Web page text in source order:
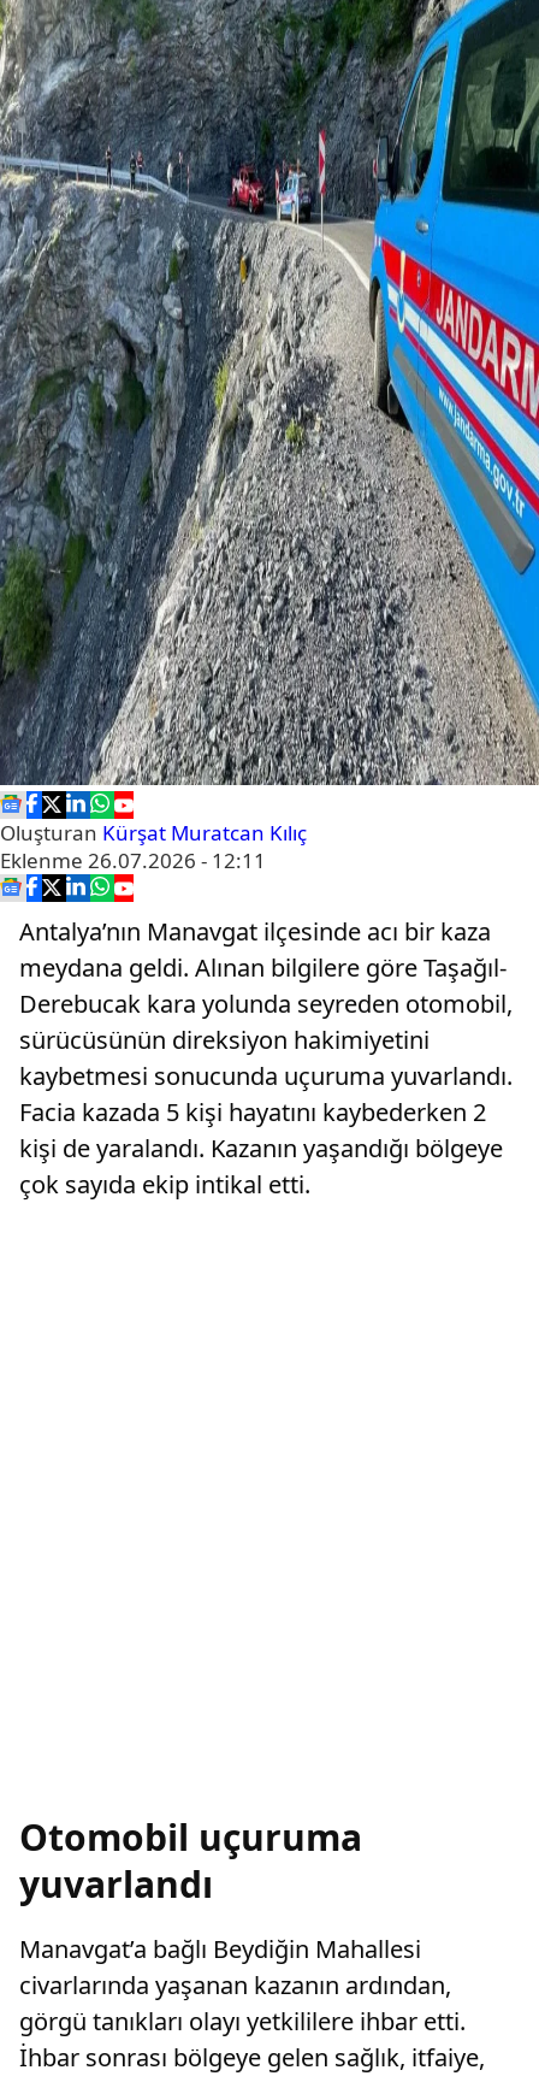
Oluşturan Kürşat Muratcan Kılıç
Eklenme 26.07.2026 - 12:11
Antalya’nın Manavgat ilçesinde acı bir kaza
meydana geldi. Alınan bilgilere göre Taşağıl-
Derebucak kara yolunda seyreden otomobil,
sürücüsünün direksiyon hakimiyetini
kaybetmesi sonucunda uçuruma yuvarlandı.
Facia kazada 5 kişi hayatını kaybederken 2
kişi de yaralandı. Kazanın yaşandığı bölgeye
çok sayıda ekip intikal etti.
Otomobil uçuruma
yuvarlandı
Manavgat’a bağlı Beydiğin Mahallesi
civarlarında yaşanan kazanın ardından,
görgü tanıkları olayı yetkililere ihbar etti.
İhbar sonrası bölgeye gelen sağlık, itfaiye,